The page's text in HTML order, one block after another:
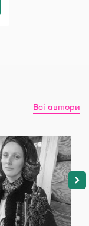
Всі автори